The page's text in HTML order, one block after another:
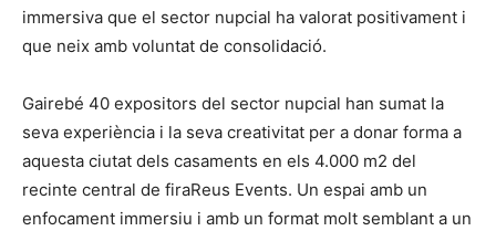
immersiva que el sector nupcial ha valorat positivament i
que neix amb voluntat de consolidació.
Gairebé 40 expositors del sector nupcial han sumat la
seva experiència i la seva creativitat per a donar forma a
aquesta ciutat dels casaments en els 4.000 m2 del
recinte central de firaReus Events. Un espai amb un
enfocament immersiu i amb un format molt semblant a un